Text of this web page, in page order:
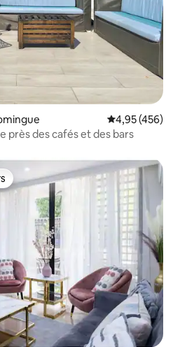
Évaluation
4,95 (456)
près des cafés et des bars